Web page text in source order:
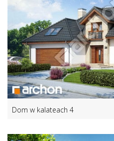
Dom w kalateach 4